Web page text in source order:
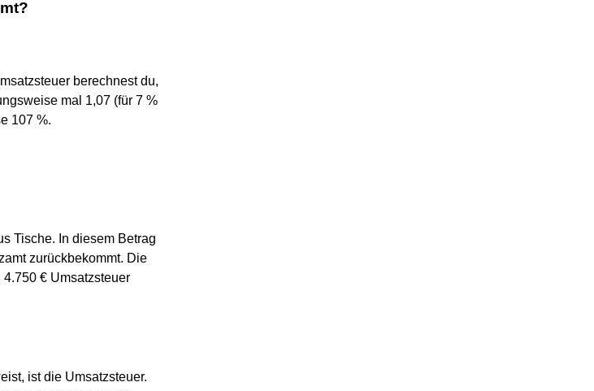
berechnest du,
mal 1,07 (für 7 %
107 %.
Tische. In diesem Betrag
zurückbekommt. Die
€ Umsatzsteuer
ist die Umsatzsteuer.